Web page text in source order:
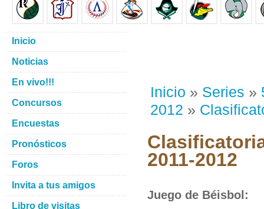
Inicio » Series »
2012 »
2011-2012
Juego de Béisbol :
Inicio
Noticias
En vivo!!!
Concursos
Encuestas
Pronósticos
Foros
Invita a tus amigos
Libro de visitas